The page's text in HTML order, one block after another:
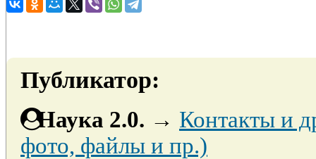
Публикатор:
Наука 2.0. → Контакты и
фото, файлы и пр.)